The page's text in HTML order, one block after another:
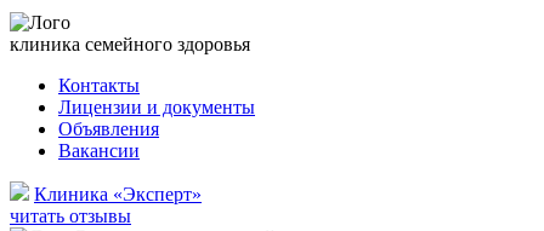
клиника семейного здоровья
Контакты
Лицензии и документы
Объявления
Вакансии
Клиника «Эксперт»
читать отзывы